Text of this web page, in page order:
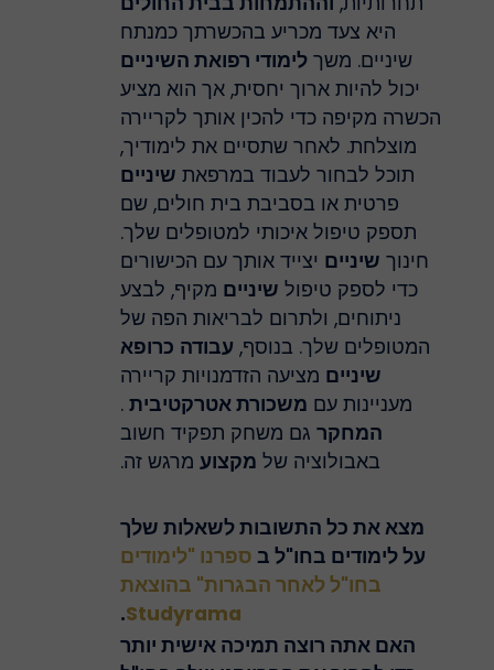
היא צעד מכריע בהכשרתך כמנתח
שיניים. משךלימודי רפואת השיניים
יכול להיות ארוך יחסית, אך הוא מציע
הכשרה מקיפה כדי להכין אותך לקריירה
מוצלחת. לאחר שתסיים את לימודיך,
תוכל לבחור לעבוד במרפאתשיניים
פרטית או בסביבת בית חולים, שם
תספק טיפול איכותי למטופלים שלך.
חינוךשינייםיצייד אותך עם הכישורים
כדי לספק טיפולשינייםמקיף, לבצע
ניתוחים, ולתרום לבריאות הפה של
המטופלים שלך. בנוסף,עבודה כרופא
שינייםמציעה הזדמנויות קריירה
מעניינות עםמשכורת אטרקטיבית.
המחקרגם משחק תפקיד חשוב
באבולוציה שלמקצועמרגש זה.
מצא את כל התשובות לשאלות שלך
על לימודים בחו"ל בספרנו "לימודים
בחו"ל לאחר הבגרות" בהוצאת
Studyrama
.
האם אתה רוצה תמיכה אישית יותר